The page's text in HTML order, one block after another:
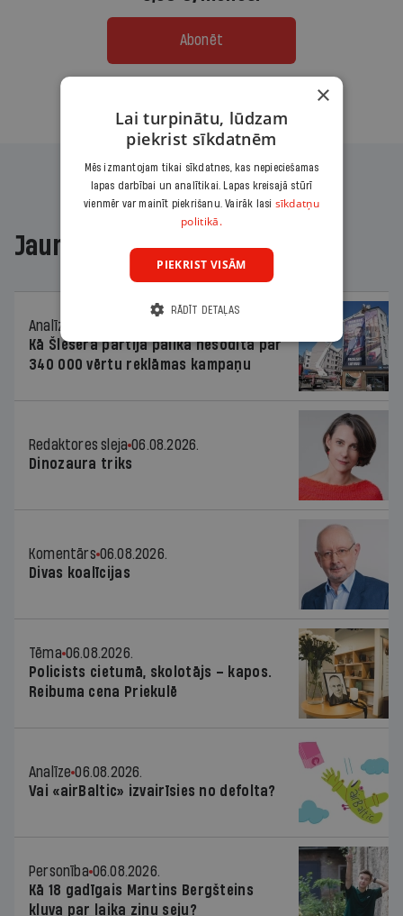
Abonēt
Jaunākajā žurnālā
Analīze
Kā Šlesera partija palika nesodīta par
340 000 vērtu reklāmas kampaņu
Redaktores sleja 06.08.2026.
Dinozaura triks
Komentārs 06.08.2026.
Divas koalīcijas
Tēma 06.08.2026.
Policists cietumā, skolotājs – kapos.
Reibuma cena Priekulē
Analīze 06.08.2026.
Vai «airBaltic» izvairīsies no defolta?
Personība 06.08.2026.
Kā 18 gadīgais Martins Bergšteins
kļuva par laika ziņu seju?
×
Lai turpinātu, lūdzam
piekrist sīkdatnēm
Mēs izmantojam tikai sīkdatnes, kas nepieciešamas
lapas darbībai un analītikai. Lapas kreisajā stūrī
vienmēr var mainīt piekrišanu. Vairāk lasi sīkdatņu
politikā.
PIEKRIST VISĀM
RĀDĪT DETAĻAS